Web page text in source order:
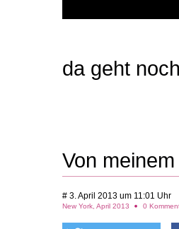
da geht
Von
# 3. April 2013 um 11:01 Uhr
New York, April 2013 0